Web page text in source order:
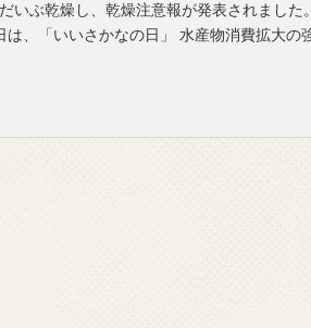
いぶ乾燥し、乾燥注意報が発表されました
、「いいさかなの日」 水産物消費拡大の